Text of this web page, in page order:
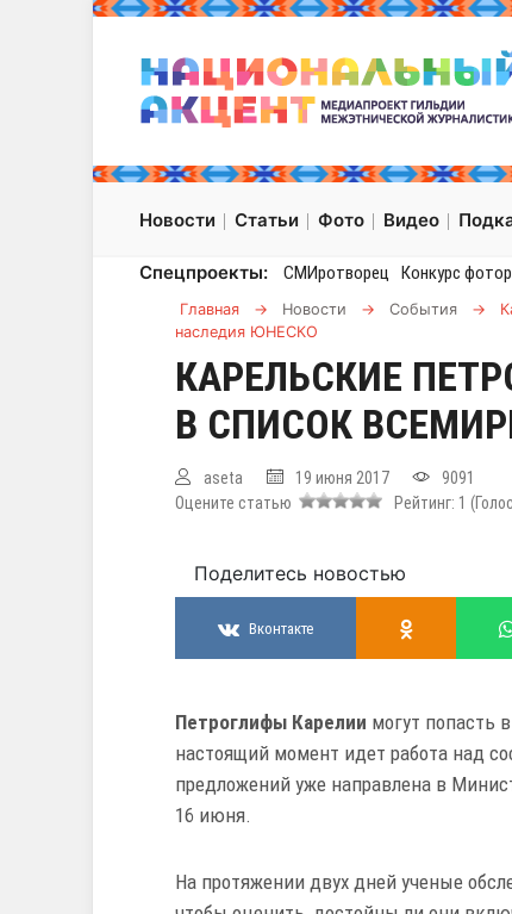
Новости Статьи Фото Видео
Спецпроекты: СМИротворец Конкурс
Главная → Новости → События →
наследия ЮНЕСКО
КАРЕЛЬСКИЕ
В СПИСОК
aseta 19 июня 2017
9091
Оцените статью
Рейтинг: 1
Поделитесь новостью
Вконтакте
Петроглифы Карелии могут попасть
настоящий момент идет работа над
предложений уже направлена в
16 июня.
На протяжении двух дней ученые